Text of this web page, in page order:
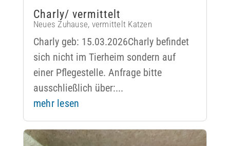
Charly/ vermittelt
Neues Zuhause, vermittelt Katzen
Charly geb: 15.03.2026Charly befindet
sich nicht im Tierheim sondern auf
einer Pflegestelle. Anfrage bitte
ausschließlich über:...
mehr lesen